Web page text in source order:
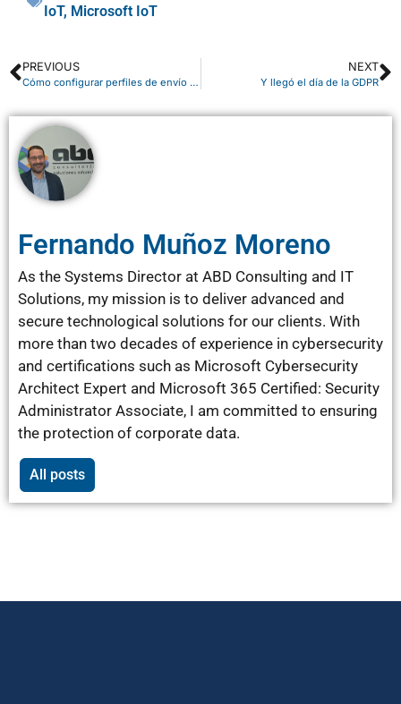
IoT, Microsoft IoT
PREVIOUS
Cómo configurar perfiles de envío de documentos en Dynamics NAV
NEXT
Y llegó el día de la GDPR
Fernando Muñoz Moreno
As the Systems Director at ABD Consulting and IT
Solutions, my mission is to deliver advanced and
secure technological solutions for our clients. With
more than two decades of experience in cybersecurity
and certifications such as Microsoft Cybersecurity
Architect Expert and Microsoft 365 Certified: Security
Administrator Associate, I am committed to ensuring
the protection of corporate data.
All posts